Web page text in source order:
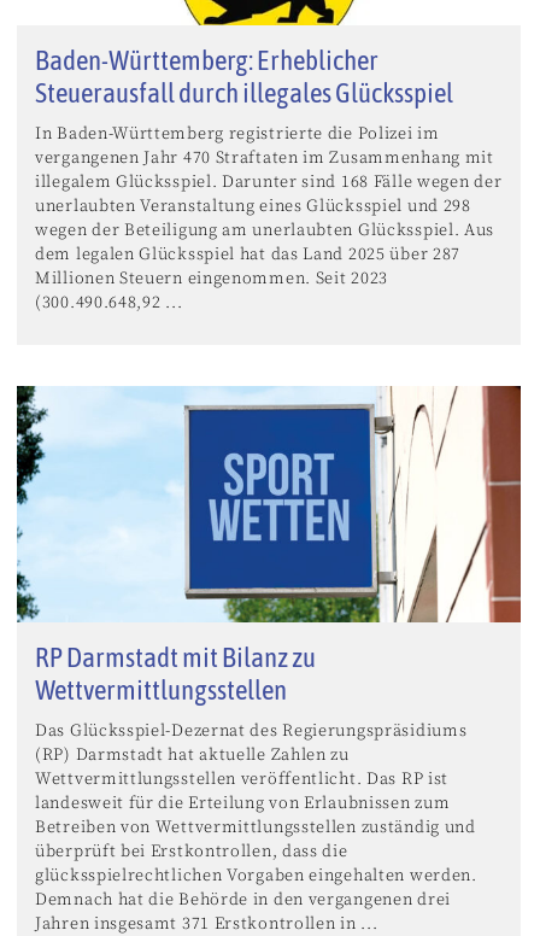
Baden-Württemberg: Erheblicher
Steuerausfall durch illegales Glücksspiel
In Baden-Württemberg registrierte die Polizei im
vergangenen Jahr 470 Straftaten im Zusammenhang mit
illegalem Glücksspiel. Darunter sind 168 Fälle wegen der
unerlaubten Veranstaltung eines Glücksspiel und 298
wegen der Beteiligung am unerlaubten Glücksspiel. Aus
dem legalen Glücksspiel hat das Land 2025 über 287
Millionen Steuern eingenommen. Seit 2023
(300.490.648,92 ...
RP Darmstadt mit Bilanz zu
Wettvermittlungsstellen
Das Glücksspiel-Dezernat des Regierungspräsidiums
(RP) Darmstadt hat aktuelle Zahlen zu
Wettvermittlungsstellen veröffentlicht. Das RP ist
landesweit für die Erteilung von Erlaubnissen zum
Betreiben von Wettvermittlungsstellen zuständig und
überprüft bei Erstkontrollen, dass die
glücksspielrechtlichen Vorgaben eingehalten werden.
Demnach hat die Behörde in den vergangenen drei
Jahren insgesamt 371 Erstkontrollen in ...